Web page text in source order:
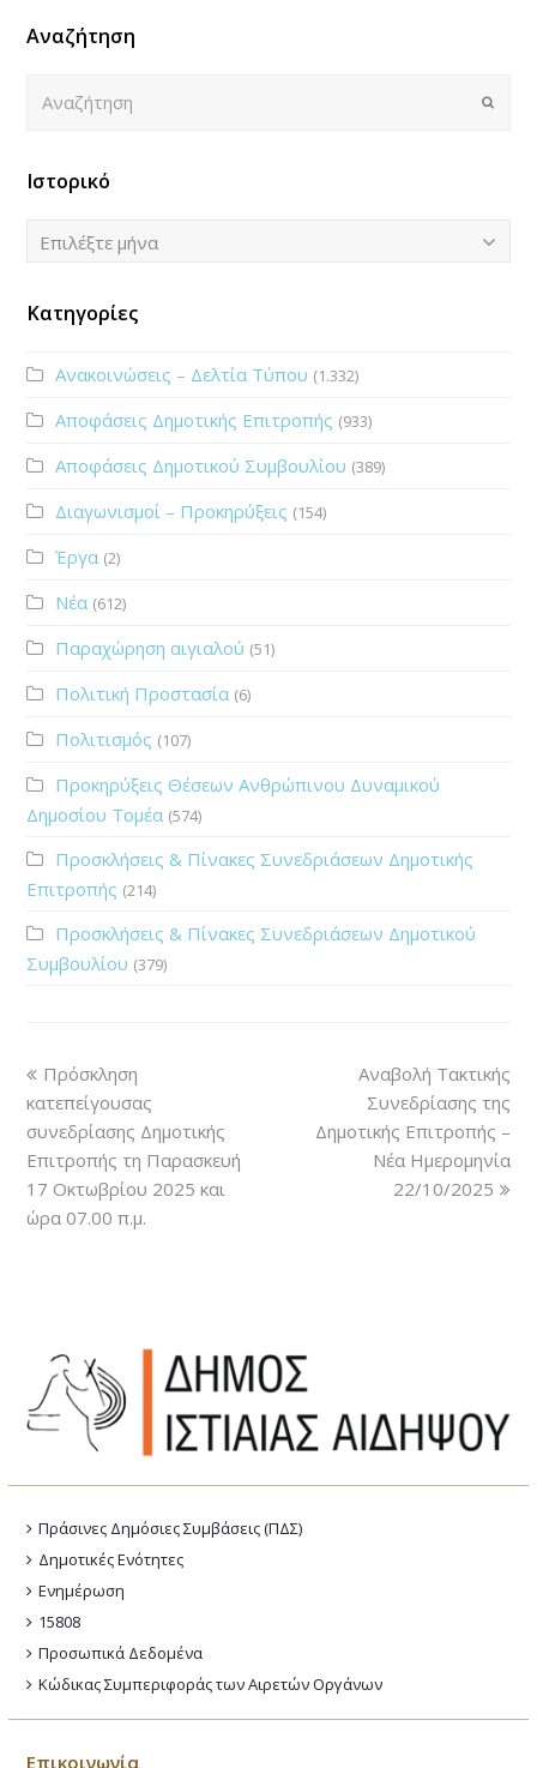
Αναζήτηση
Submit
Ιστορικό
Ιστορικό
Επιλέξτε μήνα
Κατηγορίες
Ανακοινώσεις – Δελτία Τύπου (1.332)
Αποφάσεις Δημοτικής Επιτροπής (933)
Αποφάσεις Δημοτικού Συμβουλίου (389)
Διαγωνισμοί – Προκηρύξεις (154)
Έργα (2)
Νέα (612)
Παραχώρηση αιγιαλού (51)
Πολιτική Προστασία (6)
Πολιτισμός (107)
Προκηρύξεις Θέσεων Ανθρώπινου Δυναμικού
Δημοσίου Τομέα (574)
Προσκλήσεις & Πίνακες Συνεδριάσεων Δημοτικής
Επιτροπής (214)
Προσκλήσεις & Πίνακες Συνεδριάσεων Δημοτικού
Συμβουλίου (379)
Πρόσκληση
κατεπείγουσας
συνεδρίασης Δημοτικής
Επιτροπής τη Παρασκευή
17 Οκτωβρίου 2025 και
ώρα 07.00 π.μ.
Αναβολή Τακτικής
Συνεδρίασης της
Δημοτικής Επιτροπής –
Νέα Ημερομηνία
22/10/2025
Πράσινες Δημόσιες Συμβάσεις (ΠΔΣ)
Δημοτικές Ενότητες
Ενημέρωση
15808
Προσωπικά Δεδομένα
Κώδικας Συμπεριφοράς των Αιρετών Οργάνων
Επικοινωνία